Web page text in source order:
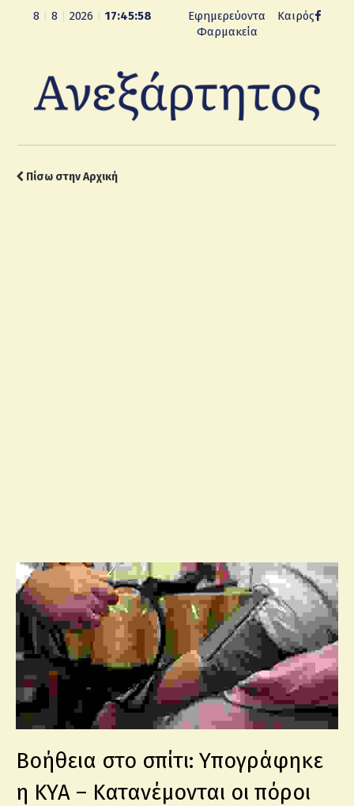
8 8 2026 17:45:59
Εφημερεύοντα
Φαρμακεία
Καιρός
Πίσω στην Αρχική
Βοήθεια στο σπίτι: Υπογράφηκε
η ΚΥΑ – Κατανέμονται οι πόροι